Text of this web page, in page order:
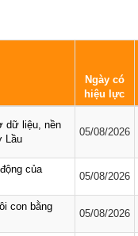
Ngày có
hiệu lực
dữ liệu, nền
Lầu
05/08/2026
của
05/08/2026
con bằng
05/08/2026